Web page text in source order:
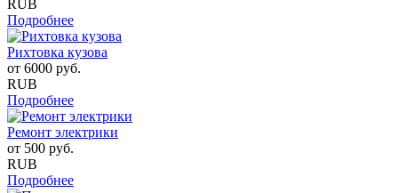
RUB
Подробнее
Рихтовка кузова
от 6000 руб.
RUB
Подробнее
Ремонт электрики
от 500 руб.
RUB
Подробнее